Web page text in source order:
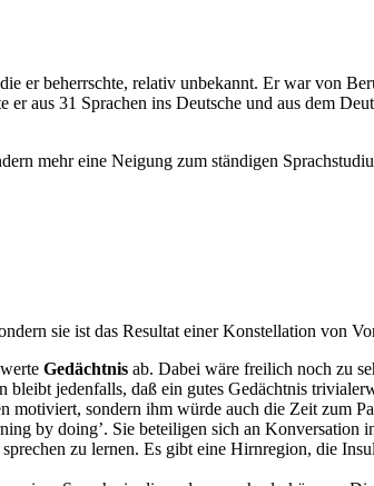
er beherrschte, relativ unbekannt. Er war von
er aus 31 Sprachen ins Deutsche und aus dem
mehr eine Neigung zum ständigen
sie ist das Resultat einer Konstellation von
Gedächtnis ab. Dabei wäre freilich noch zu
bleibt jedenfalls, daß ein gutes Gedächtnis
motiviert, sondern ihm würde auch die Zeit zum
by doing’. Sie beteiligen sich an Konversation
zu lernen. Es gibt eine Hirnregion, die